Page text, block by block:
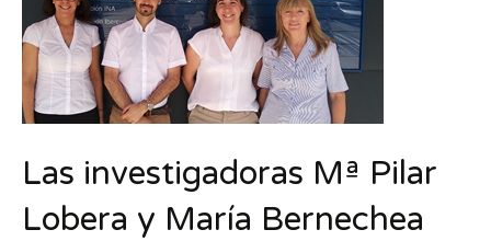
Las investigadoras Mª Pilar
Lobera y María Bernechea